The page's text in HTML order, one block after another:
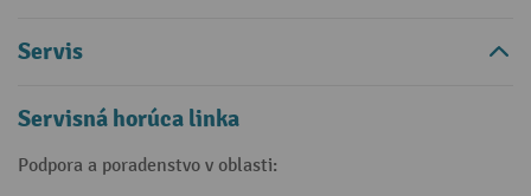
Servis
Servisná horúca linka
Podpora a poradenstvo v oblasti: